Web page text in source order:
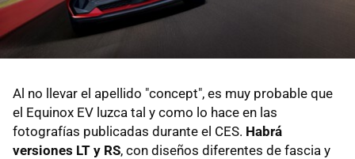
Al no llevar el apellido "concept", es muy probable que
el Equinox EV luzca tal y como lo hace en las
fotografías publicadas durante el CES. Habrá
versiones LT y RS, con diseños diferentes de fascia y